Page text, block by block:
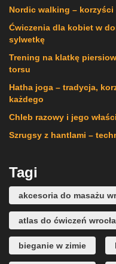
Nordic walking –
Ćwiczenia dla kobiet w
sylwetkę
Trening na klatkę
torsu
Hatha joga – tradycja,
każdego
Chleb razowy i jego
Szrugsy z hantlami –
Tagi
akcesoria do masażu
atlas do ćwiczeń
bieganie w zimie